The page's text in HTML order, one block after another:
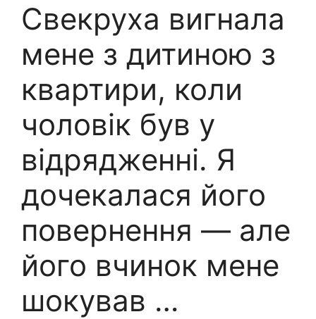
Свекруха вигнала
мене з дитиною з
квартири, коли
чоловік був у
відрядженні. Я
дочекалася його
повернення — але
його вчинок мене
шокyвав …